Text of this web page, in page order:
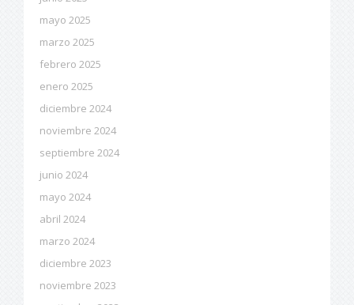
mayo 2025
marzo 2025
febrero 2025
enero 2025
diciembre 2024
noviembre 2024
septiembre 2024
junio 2024
mayo 2024
abril 2024
marzo 2024
diciembre 2023
noviembre 2023